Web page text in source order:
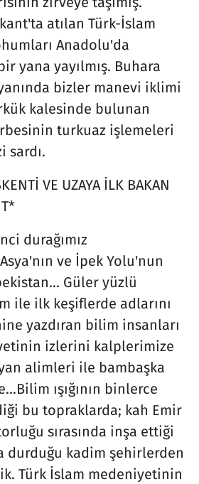
atılan Türk-İslam
Anadolu'da
yana yayılmış. Buhara
bizler manevi iklimi
kalesinde bulunan
turkuaz işlemeleri
sardı.
VE UZAYA İLK BAKAN
durağımız
ve İpek Yolu'nun
Güler yüzlü
ile ilk keşiflerde adlarını
yazdıran bilim insanları
izlerini kalplerimize
alimleri ile bambaşka
ışığının binlerce
bu topraklarda; kah Emir
sırasında inşa ettiği
durduğu kadim şehirlerden
Türk İslam medeniyetinin